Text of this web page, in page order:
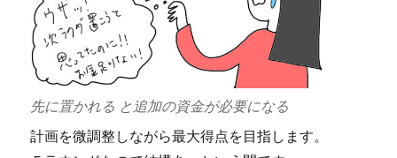
先に置かれる と追加の資金が必要になる
計画を微調整しながら最大得点を目指します。